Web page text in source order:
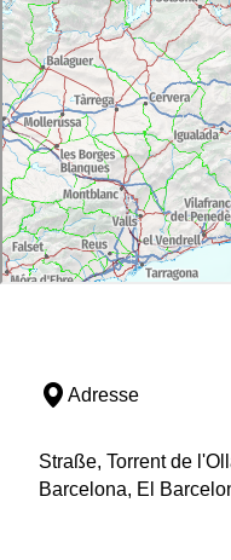
Adresse
Straße, Torrent de
Barcelona, El